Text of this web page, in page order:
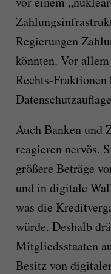
Regierungen
könnten. Vor
Rechts-Fraktionen
Auch Banken und
reagieren nervös.
größere Beträge
und in digitale
was die
würde. Deshalb
Mitgliedsstaaten
Besitz von